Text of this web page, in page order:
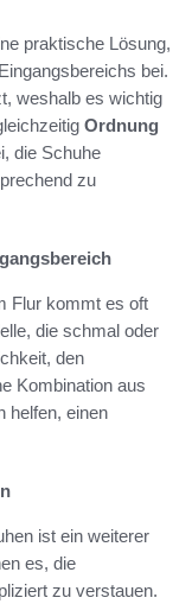
praktische Lösung,
bei.
weshalb es wichtig
Ordnung
die Schuhe
zu
Flur kommt es oft
die schmal oder
den
Kombination aus
helfen, einen
ist ein weiterer
es, die
zu verstauen.